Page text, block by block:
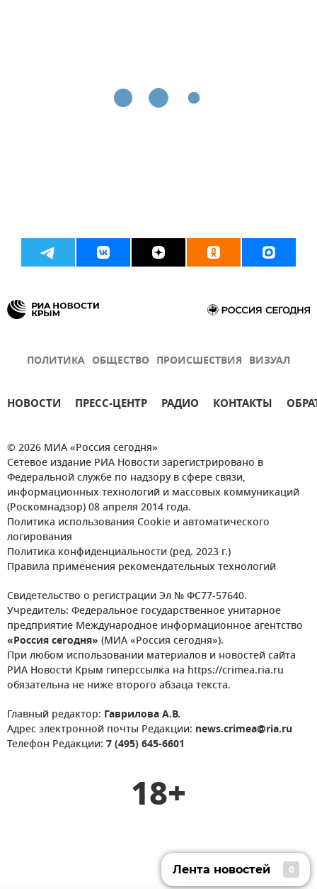
ПОЛИТИКА ОБЩЕСТВО ПРОИСШЕСТВИЯ ВИЗУАЛ
НОВОСТИ ПРЕСС-ЦЕНТР РАДИО КОНТАКТЫ
© 2026 МИА «Россия сегодня»
Сетевое издание РИА Новости зарегистрировано в
Федеральной службе по надзору в сфере связи,
информационных технологий и массовых коммуникаций
(Роскомнадзор) 08 апреля 2014 года.
Политика использования Cookie и автоматического
логирования
Политика конфиденциальности (ред. 2023 г.)
Правила применения рекомендательных технологий
Свидетельство о регистрации Эл № ФС77-57640.
Учредитель: Федеральное государственное унитарное
предприятие Международное информационное агентство
«Россия сегодня» (МИА «Россия сегодня»).
При любом использовании материалов и новостей сайта
РИА Новости Крым гиперссылка на https://crimea.ria.ru
обязательна не ниже второго абзаца текста.
Главный редактор: Гаврилова А.В.
Адрес электронной почты Редакции: news.crimea@ria.ru
Телефон Редакции: 7 (495) 645-6601
18+
Лента новостей 0